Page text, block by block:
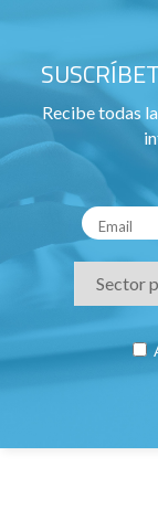
Recibe todas